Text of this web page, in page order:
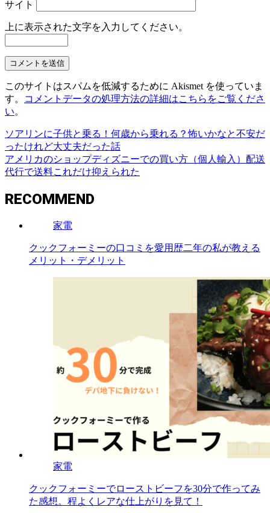
サイト
上に表示された文字を入力してください。
このサイトはスパムを低減するために Akismet を使っていま
す。
コメントデータの処理方法の詳細はこちらをご覧くださ
い。
ソアリンに子供と乗る！何歳から乗れる？怖いかなと不安だ
ったけれど大丈夫だった話
アメリカのショップディズニーでの買い方（個人輸入）配送
代行で送料これだけ抑えられた
RECOMMEND
家電
クックフォーミーの口コミを愛用歴二年の私が教える
メリット・デメリット
家電
クックフォーミーでローストビーフを30分で作ってみ
た感想。程よくレアな仕上がりを見て！